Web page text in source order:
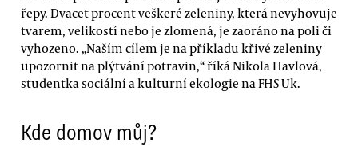
řepy. Dvacet procent veškeré zeleniny, která nevyhovuje
tvarem, velikostí nebo je zlomená, je zaoráno na poli či
vyhozeno. „Naším cílem je na příkladu křivé zeleniny
upozornit na plýtvání potravin,“ říká Nikola Havlová,
studentka sociální a kulturní ekologie na FHS Uk.
Kde domov můj?